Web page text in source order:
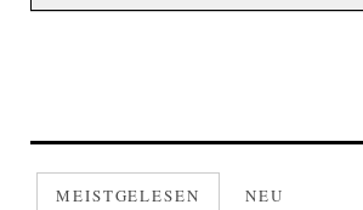
MEISTGELESEN NEU